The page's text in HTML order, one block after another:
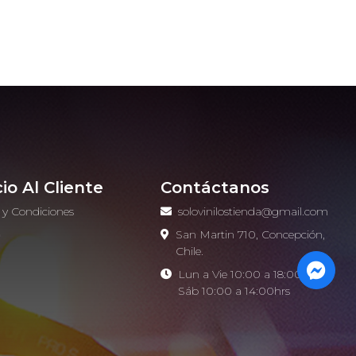
Al Cliente
Condiciones
Contáctanos
solovinilostienda@gmail.com
San Martin 710, Concepción,
Chile.
Lun a Vie 10:00 a 18:00hrs -
Sáb 10:00 a 14:00hrs